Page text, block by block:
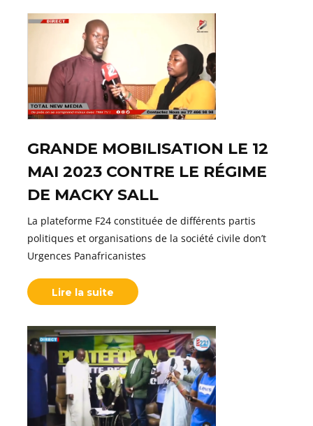
GRANDE MOBILISATION LE 12
MAI 2023 CONTRE LE RÉGIME
DE MACKY SALL
La plateforme F24 constituée de différents partis
politiques et organisations de la société civile don’t
Urgences Panafricanistes
Lire la suite